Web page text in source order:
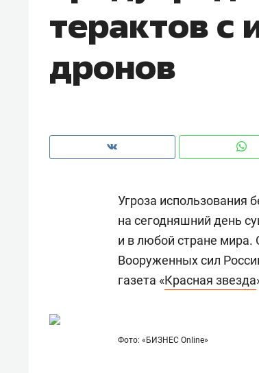
терактов с
дронов
Угроза использования
на сегодняшний день
и в любой стране мира.
Вооруженных сил
газета «Красная звезда
Фото: «БИЗНЕС Online»
Дизайнер-прораб Наталья
Наседкина: «Ремонт вместе